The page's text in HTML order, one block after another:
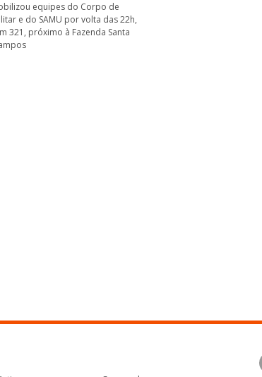
equipes do Corpo de
e do SAMU por volta das 22h,
321, próximo à Fazenda Santa